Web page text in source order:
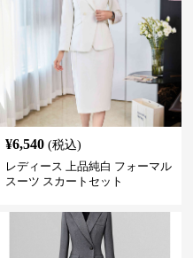
¥6,540 (税込)
レディース 上品純白 フォーマル
スーツ スカートセット